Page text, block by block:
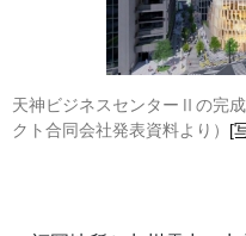
天神ビジネスセンターⅡの完
クト合同会社発表資料より） [